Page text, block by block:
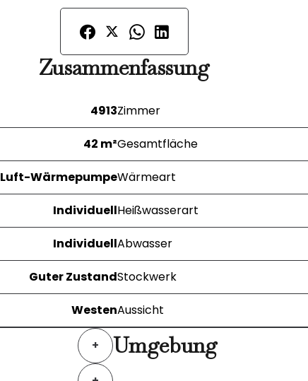
Zusammenfassung
4913Zimmer
42 m²Gesamtfläche
Luft-WärmepumpeWärmeart
IndividuellHeißwasserart
IndividuellAbwasser
Guter ZustandStockwerk
WestenAussicht
+ Umgebung